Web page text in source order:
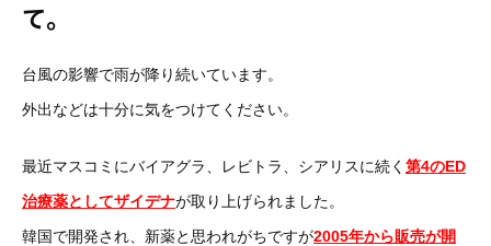
て。
台風の影響で雨が降り続いています。
外出などは十分に気をつけてください。
最近マスコミにバイアグラ、レビトラ、シアリスに続く 第4のED
治療薬としてザイデナが取り上げられました。
韓国で開発され、新薬と思われがちですが2005年から販売が開